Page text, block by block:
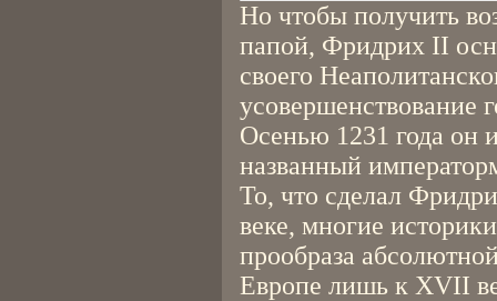
Но чтобы получить
папой, Фридрих II
своего
усовершенствование
Осенью 1231 года он
названный
То, что сделал
веке, многие
прообраза
Европе лишь к XVII